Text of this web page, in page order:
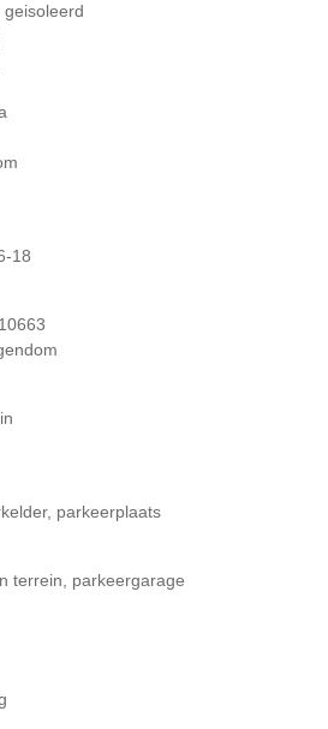
geisoleerd
18
parkeerplaats
terrein, parkeergarage